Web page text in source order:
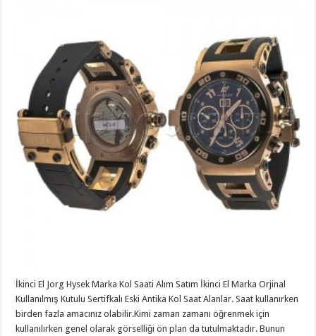
İkinci El Jorg Hysek Marka Kol Saati Alım Satım İkinci El Marka Orjinal
Kullanılmış Kutulu Sertifkalı Eski Antika Kol Saat Alanlar. Saat kullanırken
birden fazla amacınız olabilir.Kimi zaman zamanı öğrenmek için
kullanılırken genel olarak görselliği ön plan da tutulmaktadır. Bunun